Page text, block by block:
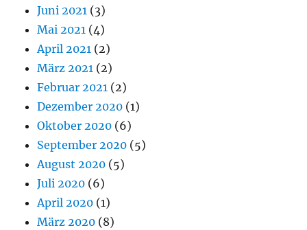
Juni 2021 (3)
Mai 2021 (4)
April 2021 (2)
März 2021 (2)
Februar 2021 (2)
Dezember 2020 (1)
Oktober 2020 (6)
September 2020 (5)
August 2020 (5)
Juli 2020 (6)
April 2020 (1)
März 2020 (8)